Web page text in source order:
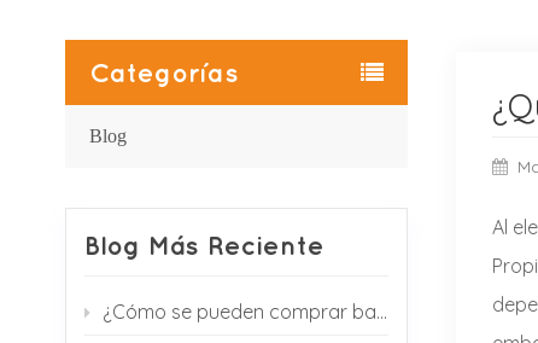
Al
Categorías
Blog
Blog Más Reciente
¿Cómo se pueden comprar baldosas de porcelana de China?